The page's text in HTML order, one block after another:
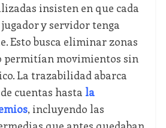
insisten en que cada
y servidor tenga
Esto busca eliminar zonas
permitían movimientos sin
La trazabilidad abarca
cuentas hasta la
, incluyendo las